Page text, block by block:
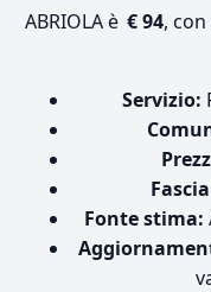
ABRIOLA è € 94,
Servizio:
Fonte stima: